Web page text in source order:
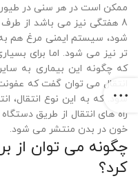
8 هفتگی نیز می باشد از
شود، سیستم ایمنی مرغ هم به
تر نیز می شود. اما برای
که چگونه این بیماری به
انتقال می توان گفت که
شود. که به این نوع انتقال،
راه های انتقال از طریق
خون در بدن منتشر می شود.
چگونه می توان از
کرد؟